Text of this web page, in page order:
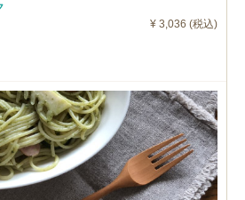
¥ 3,036 (税込)